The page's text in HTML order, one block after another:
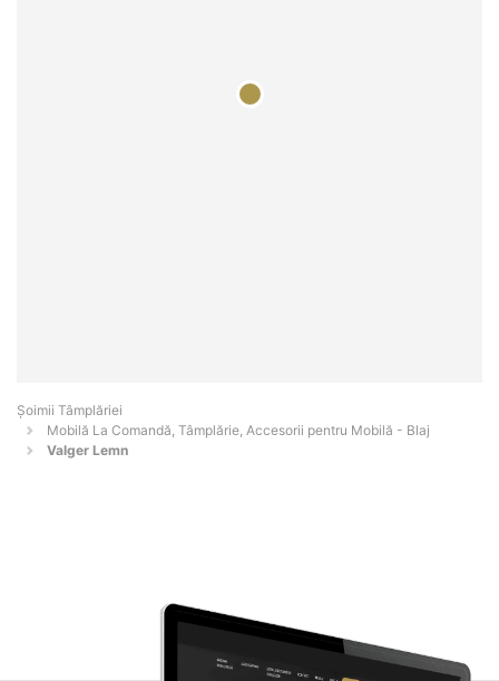
Șoimii Tâmplăriei
Mobilă La Comandă, Tâmplărie, Accesorii pentru Mobilă - Blaj
Valger Lemn